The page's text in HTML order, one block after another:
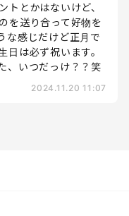
トとかはないけど、
を送り合って好物を
な感じだけど正月で
日は必ず祝います。
、いつだっけ？？笑
2024.11.20 11:07